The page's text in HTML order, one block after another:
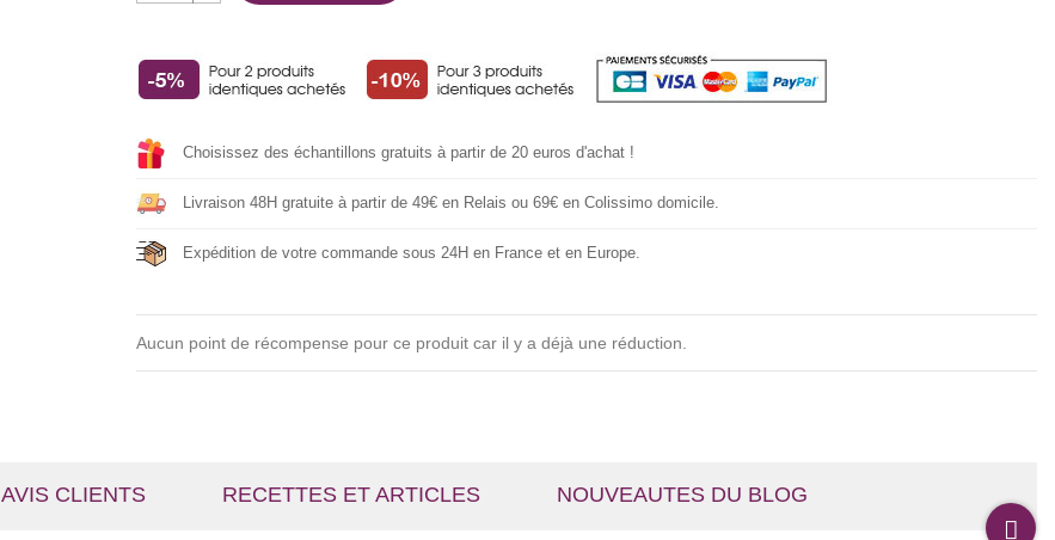
Choisissez des échantillons gratuits à partir de 20 euros d'achat !
Livraison 48H gratuite à partir de 49€ en Relais ou 69€ en Colissimo domicile.
Expédition de votre commande sous 24H en France et en Europe.
Aucun point de récompense pour ce produit car il y a déjà une réduction.
AVIS CLIENTS RECETTES ET ARTICLES NOUVEAUTES DU BLOG